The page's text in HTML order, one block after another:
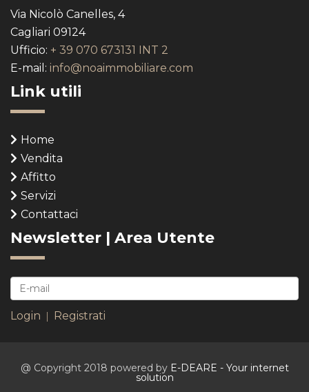
Via Nicolò Canelles, 4
Cagliari 09124
Ufficio: + 39 070 673131 INT 2
E-mail: info@noaimmobiliare.com
Link utili
Home
Vendita
Affitto
Servizi
Contattaci
Newsletter | Area Utente
Login | Registrati
@ Copyright 2018 powered by E-DEARE - Your internet
solution